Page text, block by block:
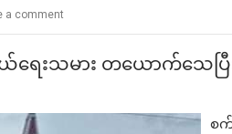
a comment
ေးသမား တယောက်သေပြီ
စက်